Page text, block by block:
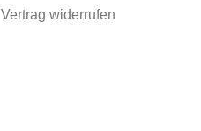
Vertrag widerrufen